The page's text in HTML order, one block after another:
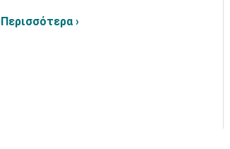
Περισσότερα ›